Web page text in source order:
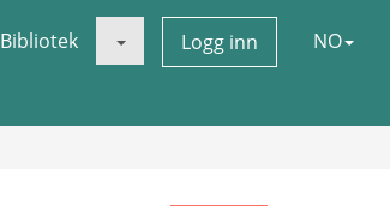
Bibliotek Logg inn NO